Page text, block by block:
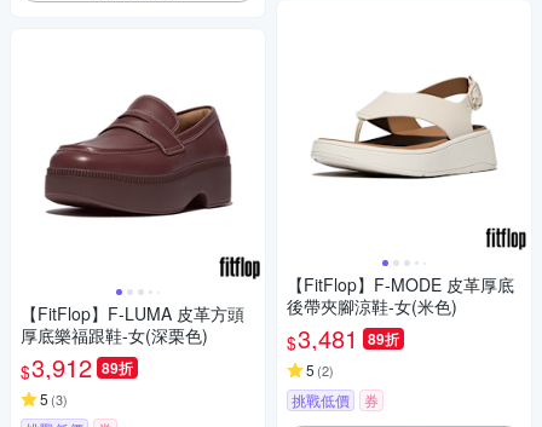
【FitFlop】F-LUMA 皮革方頭
厚底樂福跟鞋-女(深栗色)
$3,912 89折
5 (3)
【FitFlop】F-MODE 皮革厚底
後帶夾腳涼鞋-女(米色)
$3,481 89折
5 (2)
挑戰低價 券